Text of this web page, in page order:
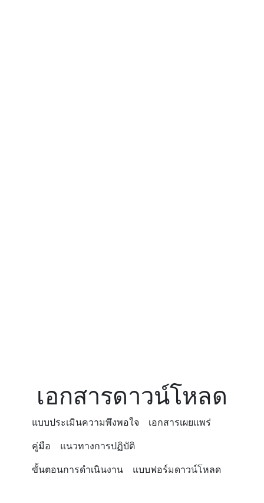
เอกสารดาวน์โหลด
แบบประเมินความพึงพอใจ
เอกสารเผยแพร่
คู่มือ
แนวทางการปฏิบัติ
ขั้นตอนการดำเนินงาน
แบบฟอร์มดาวน์โหลด